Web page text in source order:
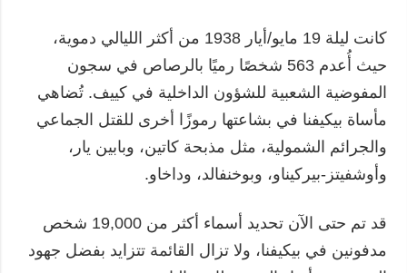
كانت ليلة 19 مايو/أيار 1938 من أكثر الليالي دموية،
حيث أُعدم 563 شخصًا رميًا بالرصاص في سجون
المفوضية الشعبية للشؤون الداخلية في كييف. تُضاهي
مأساة بيكيفنا في بشاعتها رموزًا أخرى للقتل الجماعي
والجرائم الشمولية، مثل مذبحة كاتين، وبابين يار،
وأوشفيتز-بيركيناو، وبوخنفالد، وداخاو.
قد تم حتى الآن تحديد أسماء أكثر من 19,000 شخص
مدفونين في بيكيفنا، ولا تزال القائمة تتزايد بفضل جهود